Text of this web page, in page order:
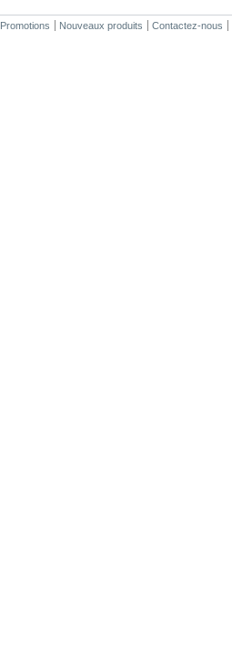
Promotions Nouveaux produits Contactez-nous